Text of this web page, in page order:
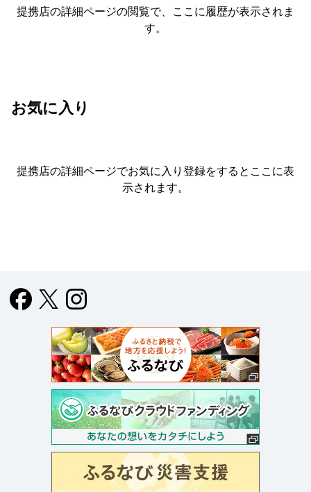
提携店の詳細ページの閲覧で、ここに履歴が表示されま
す。
お気に入り
提携店の詳細ページでお気に入り登録をすると ここに表
示されます。